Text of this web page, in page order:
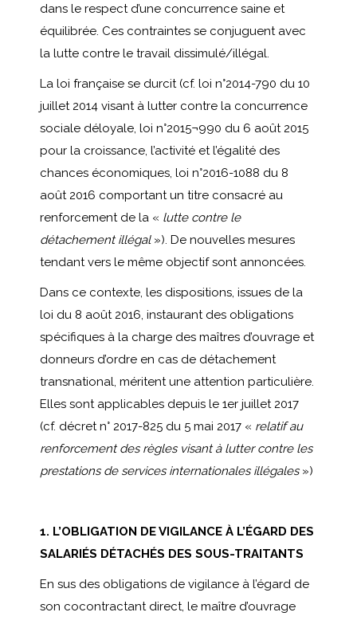
dans le respect d’une concurrence saine et
équilibrée. Ces contraintes se conjuguent avec
la lutte contre le travail dissimulé/illégal.
La loi française se durcit (cf. loi n°2014-790 du 10
juillet 2014 visant à lutter contre la concurrence
sociale déloyale, loi n°2015¬990 du 6 août 2015
pour la croissance, l’activité et l’égalité des
chances économiques, loi n°2016-1088 du 8
août 2016 comportant un titre consacré au
renforcement de la « lutte contre le
détachement illégal»). De nouvelles mesures
tendant vers le même objectif sont annoncées.
Dans ce contexte, les dispositions, issues de la
loi du 8 août 2016, instaurant des obligations
spécifiques à la charge des maîtres d’ouvrage et
donneurs d’ordre en cas de détachement
transnational, méritent une attention particulière.
Elles sont applicables depuis le 1er juillet 2017
(cf. décret n° 2017-825 du 5 mai 2017 « relatif au
renforcement des règles visant à lutter contre les
prestations de services internationales illégales»)
1. L’OBLIGATION DE VIGILANCE À L’ÉGARD DES
SALARIÉS DÉTACHÉS DES SOUS-TRAITANTS
En sus des obligations de vigilance à l’égard de
son cocontractant direct, le maître d’ouvrage